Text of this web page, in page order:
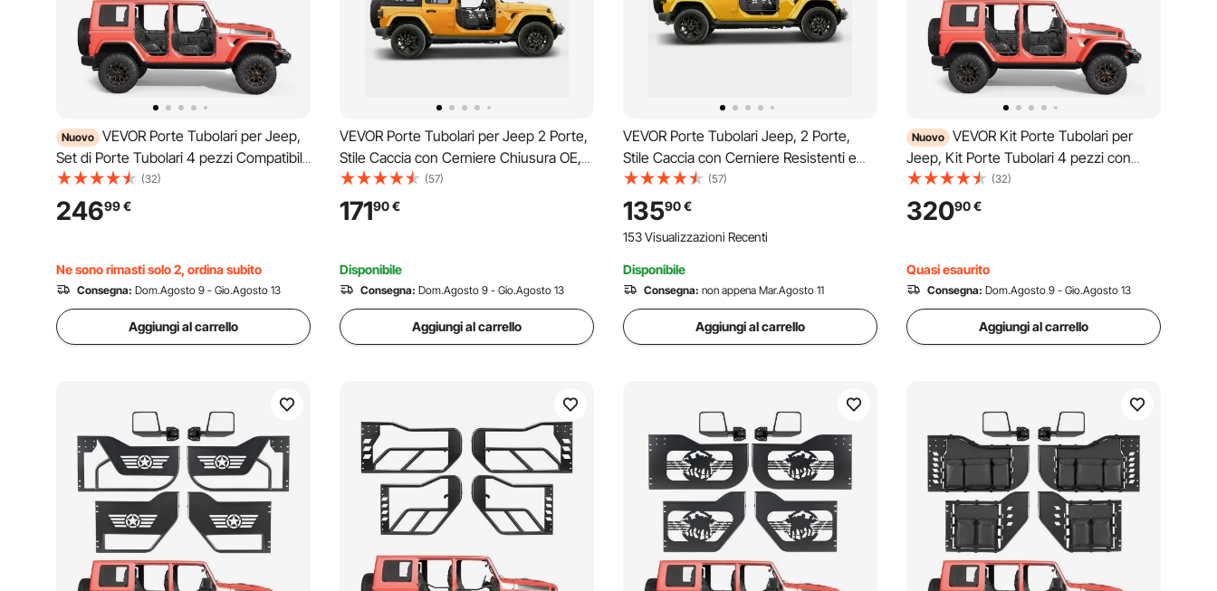
Nuovo VEVOR Porte Tubolari per Jeep,
Set di Porte Tubolari 4 pezzi Compatibile
con Jeep Wrangler JK JKU Unlimited
2007-2018, Anteriori e Posteriori in
Acciaio con Specchietti Retrovisori
(32)
24699€
Ne sono rimasti solo 2, ordina subito
Consegna: Dom.Agosto 9 - Gio.Agosto 13
Aggiungi al carrello
VEVOR Porte Tubolari per Jeep 2 Porte,
Stile Caccia con Cerniere Chiusura OE,
Porte Jeep con Specchietti Retrovisori
Adatte per Jeep Wrangler JL 2018-2024
Jeep Gladiator JT 2020-2024
(57)
17190€
Disponibile
Consegna: Dom.Agosto 9 - Gio.Agosto 13
Aggiungi al carrello
VEVOR Porte Tubolari Jeep, 2 Porte,
Stile Caccia con Cerniere Resistenti e
Chiusura OE, Porte per Jeep con
Cuscinetti in Gomma e Tubo in Acciaio
Temprato, per Jeep Wrangler JK 2007-
2018
(57)
13590€
153 Visualizzazioni Recenti
Disponibile
Consegna: non appena Mar.Agosto 11
Aggiungi al carrello
Nuovo VEVOR Kit Porte Tubolari per
Jeep, Kit Porte Tubolari 4 pezzi con
Specchietti Retrovisori Compatibile con
Wrangler JL JLU 2018-2026 Gladiator JT
2020-2026, in Acciaio per Fuoristrada
(32)
32090€
Quasi esaurito
Consegna: Dom.Agosto 9 - Gio.Agosto 13
Aggiungi al carrello